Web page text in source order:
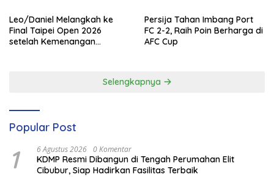
Leo/Daniel Melangkah ke
Final Taipei Open 2026
setelah Kemenangan
Persija Tahan Imbang Port
FC 2-2, Raih Poin Berharga di
AFC Cup
Selengkapnya
Popular Post
1 6 Agustus 2026 0 Komentar
KDMP Resmi Dibangun di Tengah Perumahan Elit
Cibubur, Siap Hadirkan Fasilitas Terbaik